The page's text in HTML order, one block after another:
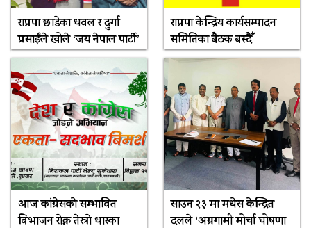
राप्रपा छाडेका धवल र दुर्गा
प्रसाईंले खोले ‘जय नेपाल पार्टी’
राप्रपा केन्द्रिय कार्यसम्पादन
समितिका बैठक बस्दैँ
आज कांग्रेसकाे सम्भावित
बिभाजन राेक्न तेस्राे धारका
साउन २३ मा मधेस केन्द्रित
दलले ‘अग्रगामी मोर्चा घोषणा